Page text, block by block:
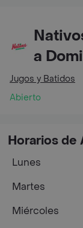
a
Jugos y Batidos
Abierto
Horarios de
Lunes
Martes
Miércoles